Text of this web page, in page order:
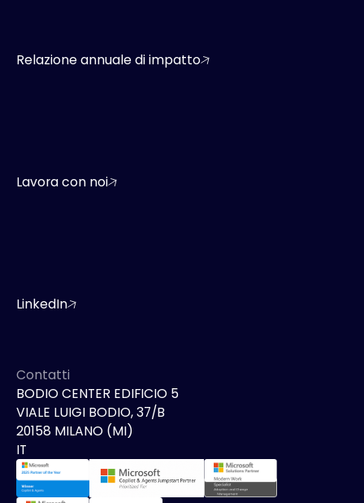
Relazione annuale di impatto
Lavora con noi
LinkedIn
Contatti
BODIO CENTER EDIFICIO 5
VIALE LUIGI BODIO, 37/B
20158 MILANO (MI)
IT